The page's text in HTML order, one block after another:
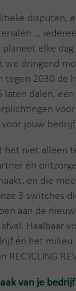
disputen,
…
planeet elke
we dringend
tegen 2030 de
laten dalen,
jouw
het niet alleen
én
en die
3 switches
aan de
Haalbaar
én het milieu.
RECYCLING
van je